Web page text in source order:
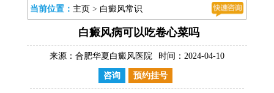
当前位置： 主页 > 白癜风常识
白癜风病可以吃卷心菜吗
来源： 合肥华夏白癜风医院 时间：2024-04-10
咨询 预约挂号